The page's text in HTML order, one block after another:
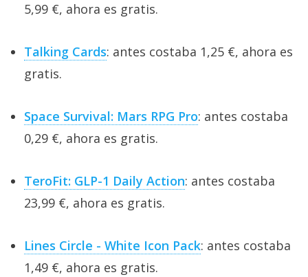
5,99 €, ahora es gratis.
Talking Cards: antes costaba 1,25 €, ahora es
gratis.
Space Survival: Mars RPG Pro: antes costaba
0,29 €, ahora es gratis.
TeroFit: GLP-1 Daily Action: antes costaba
23,99 €, ahora es gratis.
Lines Circle - White Icon Pack: antes costaba
1,49 €, ahora es gratis.